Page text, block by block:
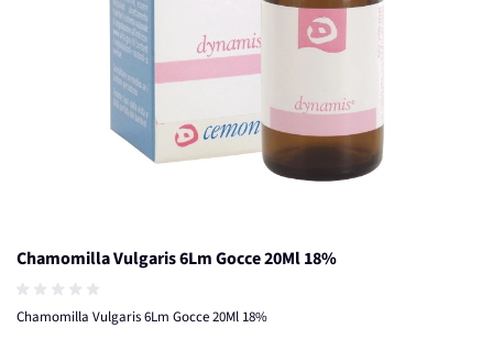
Chamomilla Vulgaris 6Lm Gocce 20Ml 18%
Chamomilla Vulgaris 6Lm Gocce 20Ml 18%